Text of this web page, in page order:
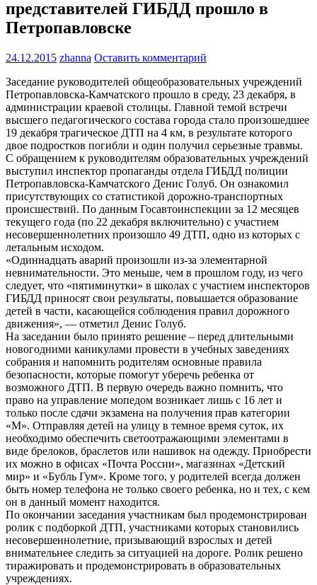
представителей ГИБДД прошло в
Петропавловске
24.12.2015 zhanna Оставить комментарий
Заседание руководителей общеобразовательных учреждений
Петропавловска-Камчатского прошло в среду, 23 декабря, в
администрации краевой столицы. Главной темой встречи
высшего педагогического состава города стало произошедшее
19 декабря трагическое ДТП на 4 км, в результате которого
двое подростков погибли и один получил серьезные травмы.
С обращением к руководителям образовательных учреждений
выступил инспектор пропаганды отдела ГИБДД полиции
Петропавловска-Камчатского Денис Голуб. Он ознакомил
присутствующих со статистикой дорожно-транспортных
происшествий. По данным Госавтоинспекции за 12 месяцев
текущего года (по 22 декабря включительно) с участием
несовершеннолетних произошло 49 ДТП, одно из которых с
летальным исходом.
«Одиннадцать аварий произошли из-за элементарной
невнимательности. Это меньше, чем в прошлом году, из чего
следует, что «пятиминутки» в школах с участием инспекторов
ГИБДД приносят свои результаты, повышается образование
детей в части, касающейся соблюдения правил дорожного
движения», — отметил Денис Голуб.
На заседании было принято решение – перед длительными
новогодними каникулами провести в учебных заведениях
собрания и напомнить родителям основные правила
безопасности, которые помогут уберечь ребенка от
возможного ДТП. В первую очередь важно помнить, что
право на управление мопедом возникает лишь с 16 лет и
только после сдачи экзамена на получения прав категории
«М». Отправляя детей на улицу в темное время суток, их
необходимо обеспечить светоотражающими элементами в
виде брелоков, браслетов или нашивок на одежду. Приобрести
их можно в офисах «Почта России», магазинах «Детский
мир» и «Бубль Гум». Кроме того, у родителей всегда должен
быть номер телефона не только своего ребенка, но и тех, с кем
он в данный момент находится.
По окончании заседания участникам был продемонстрирован
ролик с подборкой ДТП, участниками которых становились
несовершеннолетние, призывающий взрослых и детей
внимательнее следить за ситуацией на дороге. Ролик решено
тиражировать и продемонстрировать в образовательных
учреждениях.